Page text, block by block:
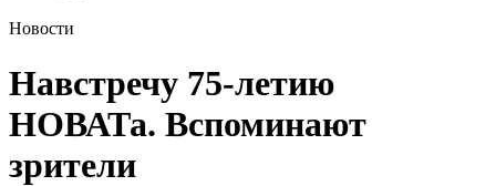
Новости
Навстречу 75-летию
НОВАТа. Вспоминают
зрители